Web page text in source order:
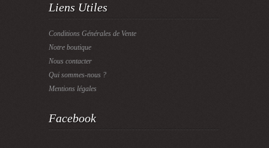
Liens Utiles
Conditions Générales de Vente
Notre boutique
Nous contacter
Qui sommes-nous ?
Mentions légales
Facebook